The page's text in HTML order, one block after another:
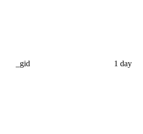
_gid 1 day